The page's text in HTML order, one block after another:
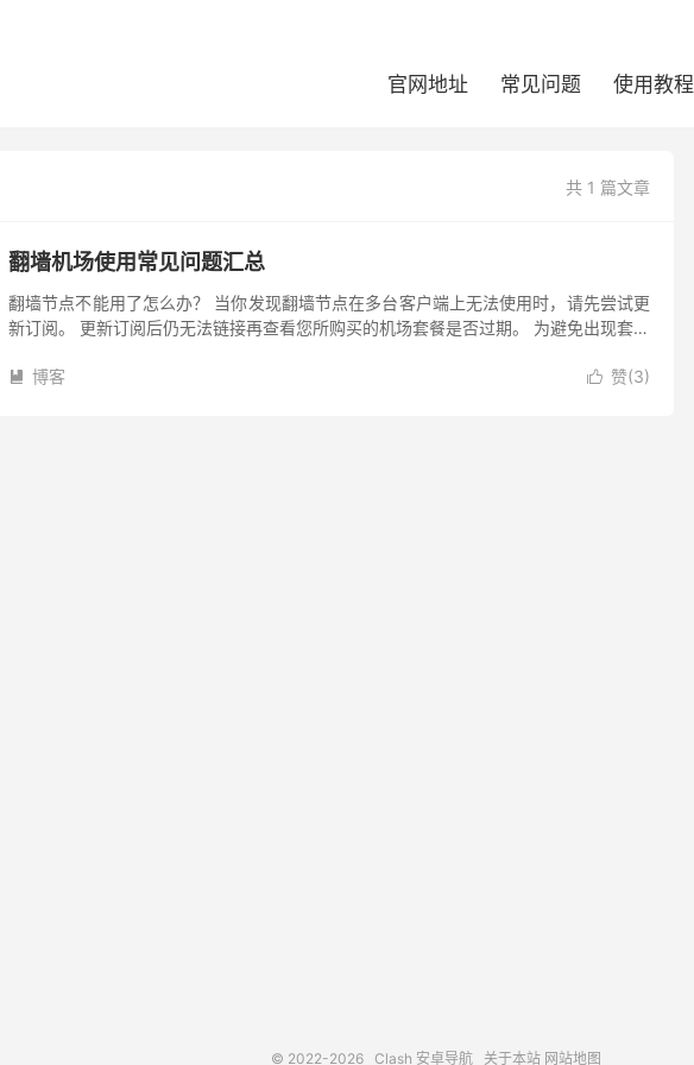
官网地址 常见问题 使用教程
共 1 篇文章
翻墙机场使用常见问题汇总
翻墙节点不能用了怎么办？ 当你发现翻墙节点在多台客户端上无法使用时，请先尝试更
新订阅。 更新订阅后仍无法链接再查看您所购买的机场套餐是否过期。 为避免出现套餐
现被...
 赞(3)
 博客
© 2022-2026 Clash 安卓导航 关于本站 网站地图